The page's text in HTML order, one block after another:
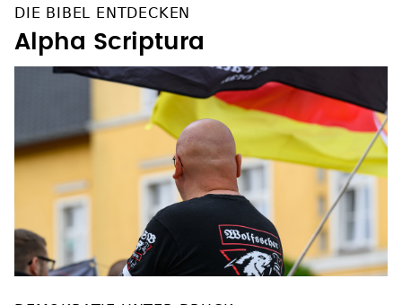
DIE BIBEL ENTDECKEN
Alpha Scriptura